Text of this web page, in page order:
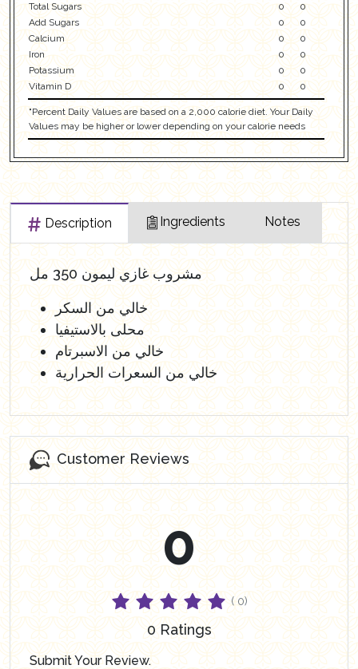
Total Sugars
0
0
Add Sugars
0
0
Calcium
0
0
Iron
0
0
Potassium
0
0
Vitamin D
0 0
"Percent Daily Values are based on a 2,000 calorie diet. Your Daily
Values may be higher or lower depending on your calorie needs
Description Ingredients Notes
مشروب غازي ليمون 350 مل
خالي من السكر
محلى بالاستيفيا
خالي من الاسبرتام
خالي من السعرات الحرارية
Customer Reviews
0
( 0)
0 Ratings
Submit Your Review.